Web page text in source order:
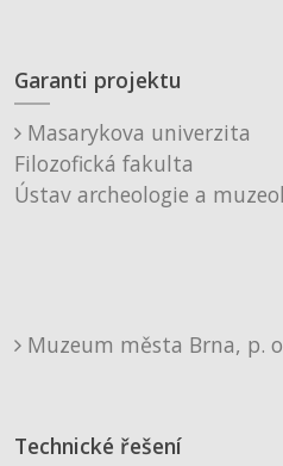
Garanti projektu
Masarykova univerzita
Filozofická fakulta
Ústav archeologie a
Muzeum města Brna, p.
Technické řešení